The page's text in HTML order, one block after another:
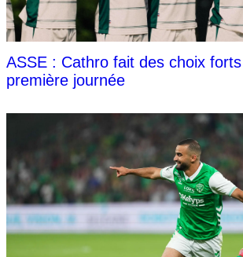
ASSE : Cathro fait des choix
première journée